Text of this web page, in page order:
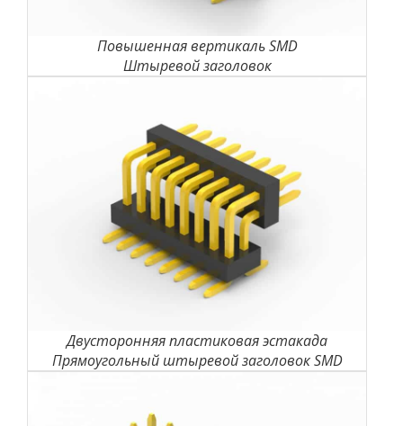
Повышенная вертикаль SMD
Штыревой заголовок
Двусторонняя пластиковая эстакада
Прямоугольный штыревой заголовок SMD